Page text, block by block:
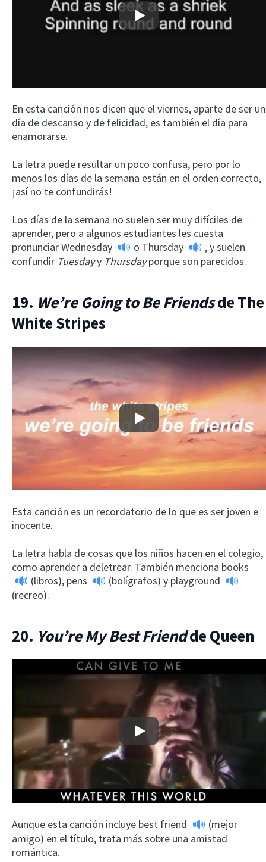
Play
En esta canción nos dicen que el viernes, aparte de ser un
día de descanso y de felicidad, es también el día para
enamorarse.
La letra puede resultar un poco confusa, pero por lo
menos los días de la semana están en el orden correcto,
¡así no te confundirás!
Los días de la semana no suelen ser muy difíciles de
aprender, pero a algunos estudiantes les cuesta
pronunciarWednesday o Thursday
, y suelen
confundir Tuesdayy Thursdayporque son parecidos.
19. We’re Going to Be Friendsde The
White Stripes
Play
Esta canción es un recordatorio de lo que es ser joven e
inocente.
La letra habla de cosas que los niños hacen en el colegio,
como aprender a deletrear. También menciona books
(libros), pens (bolígrafos) y playground
(recreo).
20. You’re My Best Friendde Queen
Play
Aunque esta canción incluye best friend
(mejor
amigo) en el título, trata más sobre una amistad
romántica.